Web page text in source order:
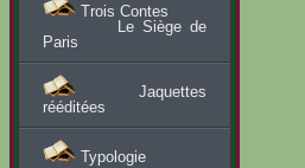
Trois Contes
Le Siège de
Paris
Jaquettes
rééditées
Typologie